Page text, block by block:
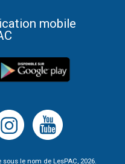
mobile
le nom de LesPAC, 2026.